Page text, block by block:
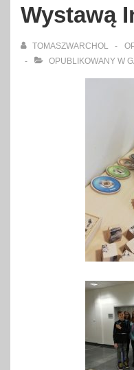
Wystawą
TOMASZWARCHOL
OPUBLIKOWANY W